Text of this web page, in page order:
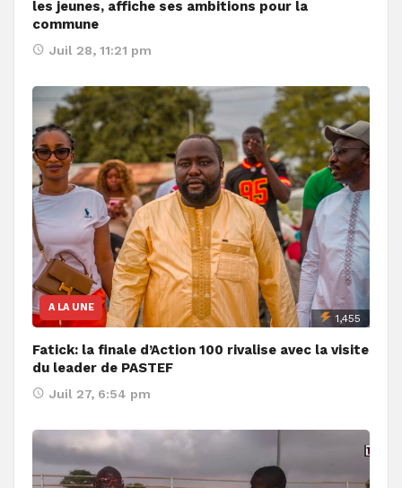
les jeunes, affiche ses ambitions pour la
commune
Juil 28, 11:21 pm
A LA UNE
1,455
Fatick: la finale d’Action 100 rivalise avec la visite
du leader de PASTEF
Juil 27, 6:54 pm